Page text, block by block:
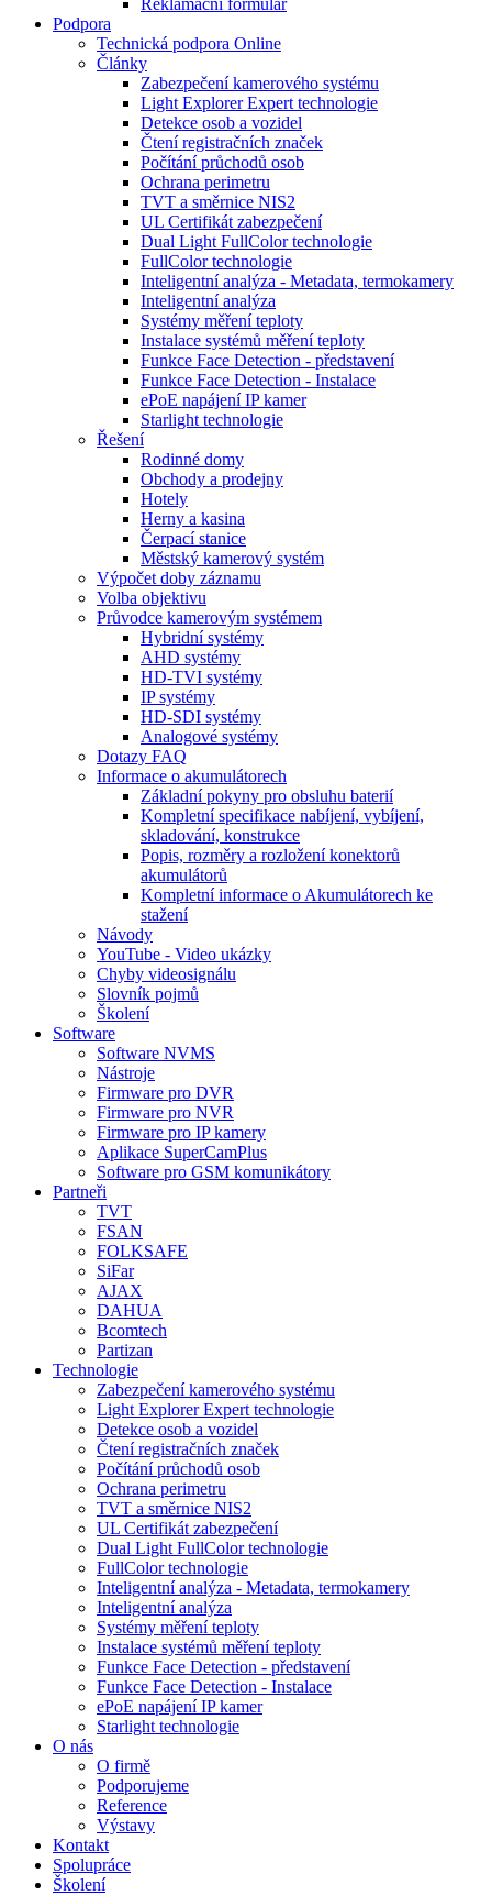
Reklamační formulář
Podpora
Technická podpora Online
Články
Zabezpečení kamerového systému
Light Explorer Expert technologie
Detekce osob a vozidel
Čtení registračních značek
Počítání průchodů osob
Ochrana perimetru
TVT a směrnice NIS2
UL Certifikát zabezpečení
Dual Light FullColor technologie
FullColor technologie
Inteligentní analýza - Metadata, termokamery
Inteligentní analýza
Systémy měření teploty
Instalace systémů měření teploty
Funkce Face Detection - představení
Funkce Face Detection - Instalace
ePoE napájení IP kamer
Starlight technologie
Řešení
Rodinné domy
Obchody a prodejny
Hotely
Herny a kasina
Čerpací stanice
Městský kamerový systém
Výpočet doby záznamu
Volba objektivu
Průvodce kamerovým systémem
Hybridní systémy
AHD systémy
HD-TVI systémy
IP systémy
HD-SDI systémy
Analogové systémy
Dotazy FAQ
Informace o akumulátorech
Základní pokyny pro obsluhu baterií
Kompletní specifikace nabíjení, vybíjení,
skladování, konstrukce
Popis, rozměry a rozložení konektorů
akumulátorů
Kompletní informace o Akumulátorech ke
stažení
Návody
YouTube - Video ukázky
Chyby videosignálu
Slovník pojmů
Školení
Software
Software NVMS
Nástroje
Firmware pro DVR
Firmware pro NVR
Firmware pro IP kamery
Aplikace SuperCamPlus
Software pro GSM komunikátory
Partneři
TVT
FSAN
FOLKSAFE
SiFar
AJAX
DAHUA
Bcomtech
Partizan
Technologie
Zabezpečení kamerového systému
Light Explorer Expert technologie
Detekce osob a vozidel
Čtení registračních značek
Počítání průchodů osob
Ochrana perimetru
TVT a směrnice NIS2
UL Certifikát zabezpečení
Dual Light FullColor technologie
FullColor technologie
Inteligentní analýza - Metadata, termokamery
Inteligentní analýza
Systémy měření teploty
Instalace systémů měření teploty
Funkce Face Detection - představení
Funkce Face Detection - Instalace
ePoE napájení IP kamer
Starlight technologie
O nás
O firmě
Podporujeme
Reference
Výstavy
Kontakt
Spolupráce
Školení